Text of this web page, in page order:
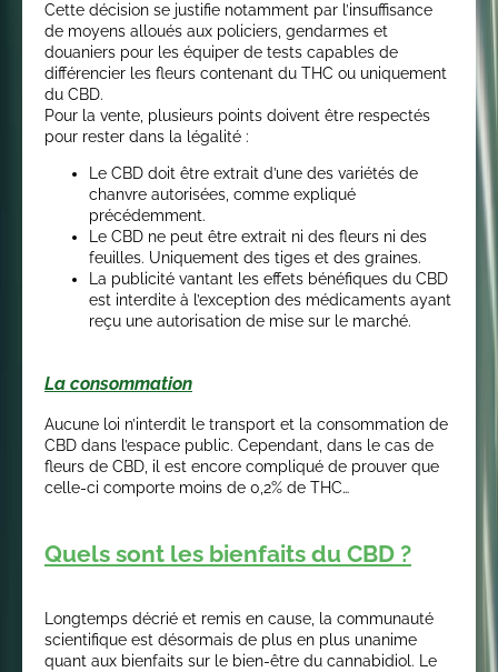
Cette décision se justifie notamment par l’insuffisance
de moyens alloués aux policiers, gendarmes et
douaniers pour les équiper de tests capables de
différencier les fleurs contenant du THC ou uniquement
du CBD.
Pour la vente, plusieurs points doivent être respectés
pour rester dans la légalité :
Le CBD doit être extrait d’une des variétés de
chanvre autorisées, comme expliqué
précédemment.
Le CBD ne peut être extrait ni des fleurs ni des
feuilles. Uniquement des tiges et des graines.
La publicité vantant les effets bénéfiques du CBD
est interdite à l’exception des médicaments ayant
reçu une autorisation de mise sur le marché.
La consommation
Aucune loi n’interdit le transport et la consommation de
CBD dans l’espace public. Cependant, dans le cas de
fleurs de CBD, il est encore compliqué de prouver que
celle-ci comporte moins de 0,2% de THC…
Quels sont les bienfaits du CBD ?
Longtemps décrié et remis en cause, la communauté
scientifique est désormais de plus en plus unanime
quant aux bienfaits sur le bien-être du cannabidiol. Le